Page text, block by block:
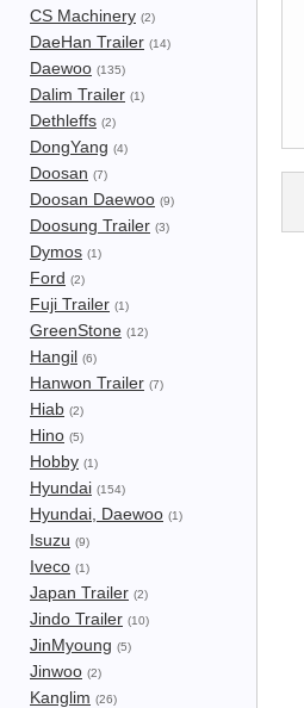
CS Machinery (2)
DaeHan Trailer (14)
Daewoo (135)
Dalim Trailer (1)
Dethleffs (2)
DongYang (4)
Doosan (7)
Doosan Daewoo (9)
Doosung Trailer (3)
Dymos (1)
Ford (2)
Fuji Trailer (1)
GreenStone (12)
Hangil (6)
Hanwon Trailer (7)
Hiab (2)
Hino (5)
Hobby (1)
Hyundai (154)
Hyundai, Daewoo (1)
Isuzu (9)
Iveco (1)
Japan Trailer (2)
Jindo Trailer (10)
JinMyoung (5)
Jinwoo (2)
Kanglim (26)